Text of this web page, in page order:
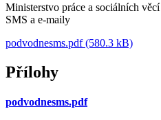
Ministerstvo práce a sociálních
SMS a e-maily
podvodnesms.pdf (580.3 kB)
Přílohy
podvodnesms.pdf